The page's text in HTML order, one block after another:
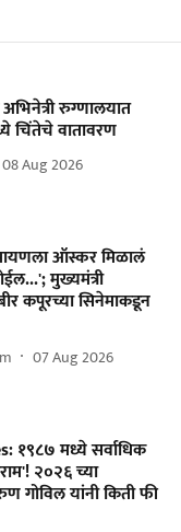
अभिनेत्री रुग्णालयात
चिंतेचे वातावरण
08 Aug 2026
ऑस्कर मिळालं
मुख्यमंत्री
कपूरच्या सिनेमाकडून
07 Aug 2026
१९८७ मध्ये सर्वाधिक
२०२६ च्या
गोविल यांनी किती फी